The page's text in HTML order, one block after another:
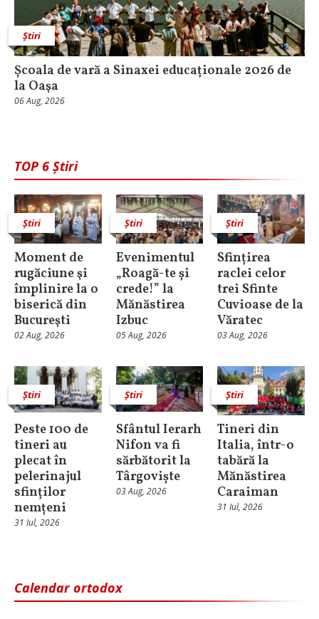
Știri
Școala de vară a Sinaxei educaționale 2026 de
la Oaşa
06 Aug, 2026
TOP 6 Știri
Știri
Moment de
rugăciune şi
împlinire la o
biserică din
Bucureşti
02 Aug, 2026
Știri
Evenimentul
„Roagă-te și
crede!” la
Mănăstirea
Izbuc
05 Aug, 2026
Știri
Sfințirea
raclei celor
trei Sfinte
Cuvioase de la
Văratec
03 Aug, 2026
Știri
Peste 100 de
tineri au
plecat în
pelerinajul
sfinților
nemțeni
31 Iul, 2026
Știri
Sfântul Ierarh
Nifon va fi
sărbătorit la
Târgoviște
03 Aug, 2026
Știri
Tineri din
Italia, într-o
tabără la
Mănăstirea
Caraiman
31 Iul, 2026
Calendar ortodox